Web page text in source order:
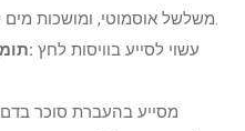
משלשל אוסמוטי, ומושכות מים למעיים כדי לרכך את הצואה.
תומך בבריאות הלב וכלי הדם: עשוי לסייע בוויסות לחץ
מסייע בהעברת סוכר בדם